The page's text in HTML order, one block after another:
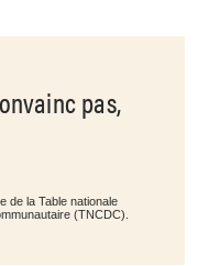
pas,
de la Table nationale
(TNCDC).